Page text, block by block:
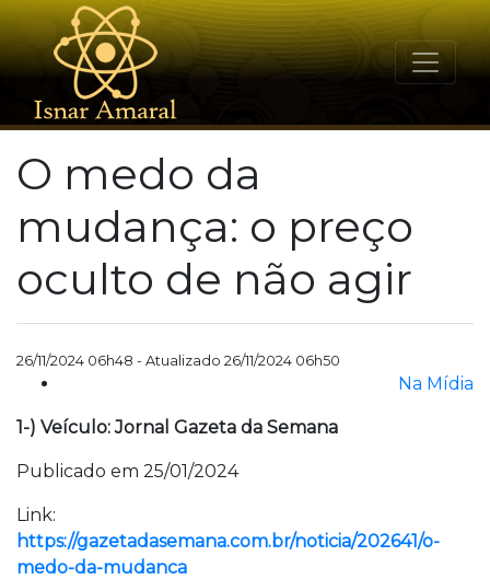
O medo da
mudança: o preço
oculto de não agir
26/11/2024 06h48 - Atualizado 26/11/2024 06h50
Na Mídia
1-) Veículo: Jornal Gazeta da Semana
Publicado em 25/01/2024
Link:
https://gazetadasemana.com.br/noticia/202641/o-
medo-da-mudanca